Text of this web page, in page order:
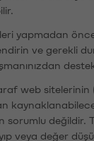
yapmadan
ve gerekli
destek
web sitelerinin
değildir.
veya değer